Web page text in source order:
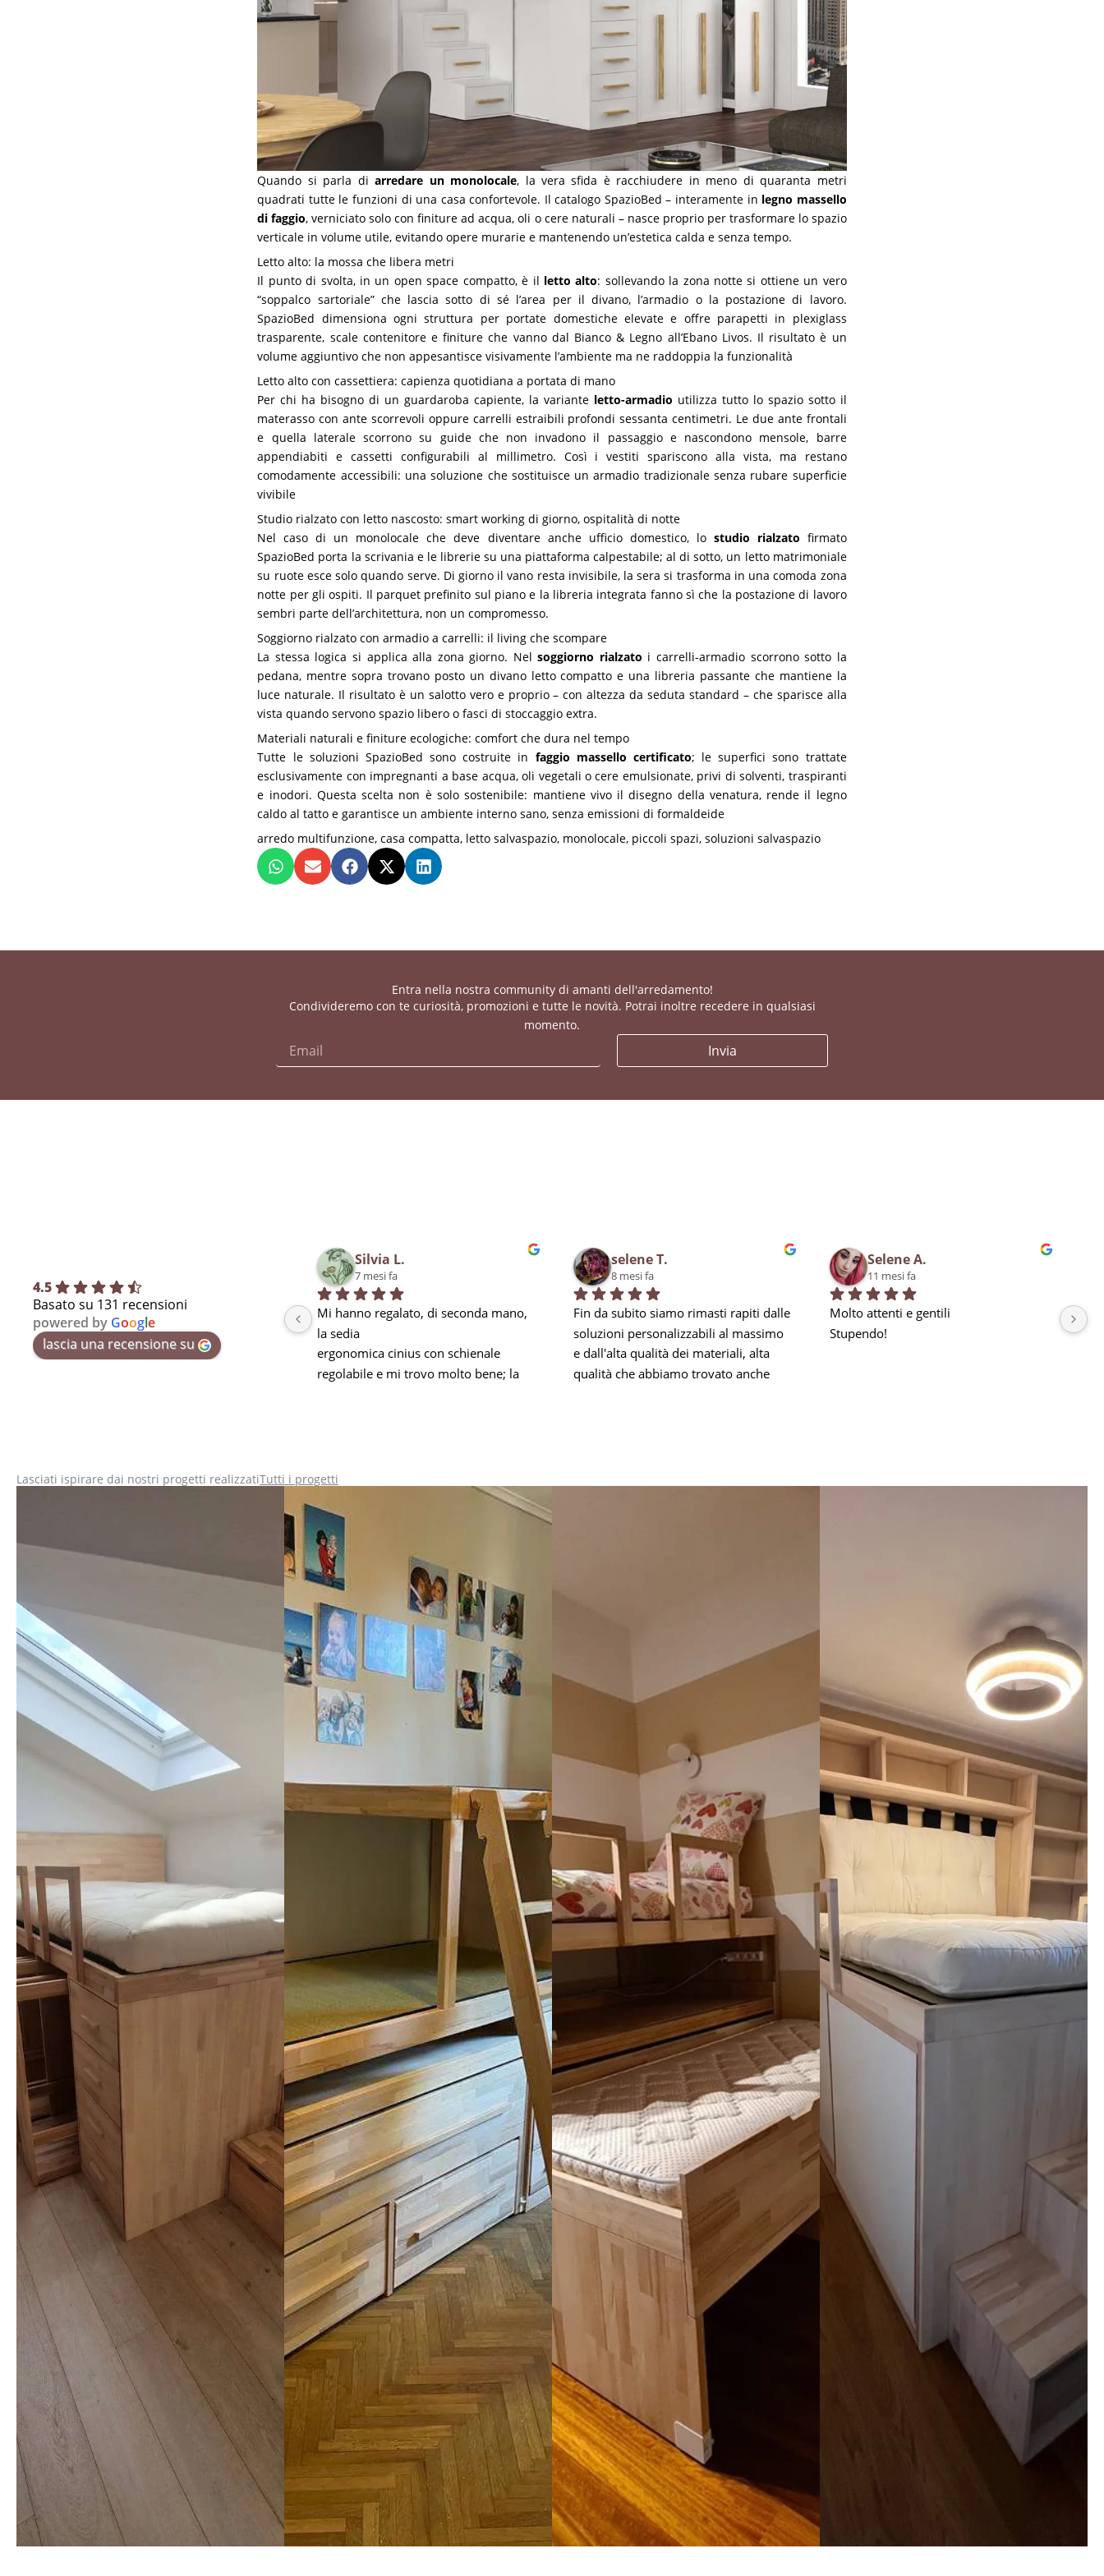
Quando si parla diarredare un monolocale, la vera sfida è racchiudere in meno di quaranta metri
quadrati tutte le funzioni di una casa confortevole. Il catalogo SpazioBed – interamente in legno massello
di faggio, verniciato solo con finiture ad acqua, oli o cere naturali – nasce proprio per trasformare lo spazio
verticale in volume utile, evitando opere murarie e mantenendo un’estetica calda e senza tempo.
Letto alto: la mossa che libera metri
Il punto di svolta, in un open space compatto, è il letto alto: sollevando la zona notte si ottiene un vero
“soppalco sartoriale” che lascia sotto di sé l’area per il divano, l’armadio o la postazione di lavoro.
SpazioBed dimensiona ogni struttura per portate domestiche elevate e offre parapetti in plexiglass
trasparente, scale contenitore e finiture che vanno dal Bianco & Legno all’Ebano Livos. Il risultato è un
volume aggiuntivo che non appesantisce visivamente l’ambiente ma ne raddoppia la funzionalità
Letto alto con cassettiera: capienza quotidiana a portata di mano
Per chi ha bisogno di un guardaroba capiente, la variante letto-armadio utilizza tutto lo spazio sotto il
materasso con ante scorrevoli oppure carrelli estraibili profondi sessanta centimetri. Le due ante frontali
e quella laterale scorrono su guide che non invadono il passaggio e nascondono mensole, barre
appendiabiti e cassetti configurabili al millimetro. Così i vestiti spariscono alla vista, ma restano
comodamente accessibili: una soluzione che sostituisce un armadio tradizionale senza rubare superficie
vivibile
Studio rialzato con letto nascosto: smart working di giorno, ospitalità di notte
Nel caso di un monolocale che deve diventare anche ufficio domestico, lo studio rialzato firmato
SpazioBed porta la scrivania e le librerie su una piattaforma calpestabile; al di sotto, un letto matrimoniale
su ruote esce solo quando serve. Di giorno il vano resta invisibile, la sera si trasforma in una comoda zona
notte per gli ospiti. Il parquet prefinito sul piano e la libreria integrata fanno sì che la postazione di lavoro
sembri parte dell’architettura, non un compromesso.
Soggiorno rialzato con armadio a carrelli: il living che scompare
La stessa logica si applica alla zona giorno. Nelsoggiorno rialzato i carrelli-armadio scorrono sotto la
pedana, mentre sopra trovano posto un divano letto compatto e una libreria passante che mantiene la
luce naturale. Il risultato è un salotto vero e proprio – con altezza da seduta standard – che sparisce alla
vista quando servono spazio libero o fasci di stoccaggio extra.
Materiali naturali e finiture ecologiche: comfort che dura nel tempo
Tutte le soluzioni SpazioBed sono costruite in faggio massello certificato; le superfici sono trattate
esclusivamente con impregnanti a base acqua, oli vegetali o cere emulsionate, privi di solventi, traspiranti
e inodori. Questa scelta non è solo sostenibile: mantiene vivo il disegno della venatura, rende il legno
caldo al tatto e garantisce un ambiente interno sano, senza emissioni di formaldeide
arredo multifunzione,casa compatta, letto salvaspazio, monolocale, piccoli spazi,soluzioni salvaspazio
Entra nella nostra community di amanti dell'arredamento!
Condivideremo con te curiosità, promozioni e tutte le novità. Potrai inoltre recedere in qualsiasi
momento.
Invia
4.5
Basato su 131 recensioni
powered by Google
lascia una recensione su
Silvia L.
7 mesi fa
Mi hanno regalato, di seconda mano,
la sedia
ergonomica cinius con schienale
regolabile e mi trovo molto bene; la
utilizzarla per 8 ore lavorative. Inoltre
mi mancava una vite, smarrita col
tempo, ed il servizio clienti mi ha
spedito 2 filetti completi senza
problemi, così ho anche i ricambi. È
un'ottima azienda. Grazie
selene T.
8 mesi fa
Fin da subito siamo rimasti rapiti dalle
soluzioni personalizzabili al massimo
e dall'alta qualità dei materiali, alta
qualità che abbiamo trovato anche
Selene A.
11 mesi fa
Molto attenti e gentili
Stupendo!
Lasciati ispirare dai nostri progetti realizzatiTutti i progetti